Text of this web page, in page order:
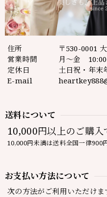
住所
〒530-0001
営業時間
月～金
定休日
土日祝・年末
E-mail
送料について
10,000円以上のご購入
10,000円未満は送料全国一律900
お支払い方法について
次の方法がご利用いただけま